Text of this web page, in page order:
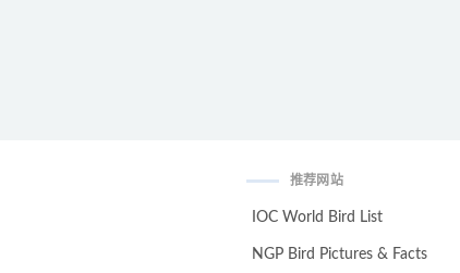
推荐网站
IOC World Bird List
NGP Bird Pictures & Facts